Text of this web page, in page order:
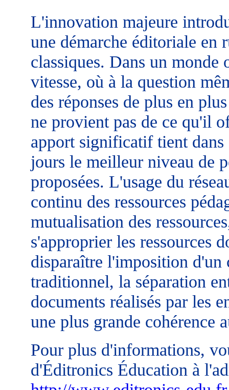
L'innovation majeure
une démarche éditoriale en
classiques. Dans un monde
vitesse, où à la question
des réponses de plus en
ne provient pas de ce qu'il
apport significatif tient
jours le meilleur niveau de
proposées. L'usage du
continu des ressources
mutualisation des
s'approprier les ressources
disparaître l'imposition d'un
traditionnel, la séparation
documents réalisés par les
une plus grande cohérence
Pour plus d'informations,
d'Éditronics Éducation à